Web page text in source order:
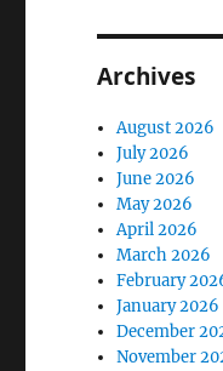
Archives
August 2026
July 2026
June 2026
May 2026
April 2026
March 2026
February
January 2026
December
November